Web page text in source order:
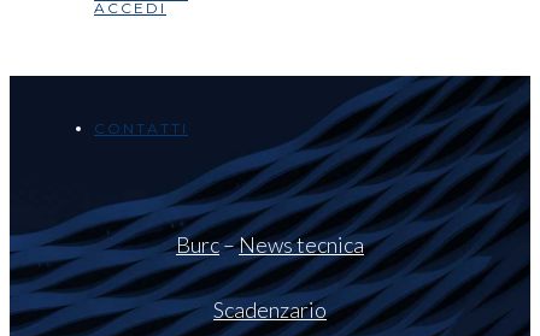
ACCEDI
CONTATTI
Burc–News tecnica
Scadenzario